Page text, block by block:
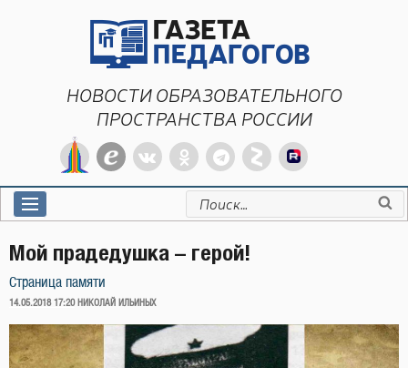
НОВОСТИ ОБРАЗОВАТЕЛЬНОГО
ПРОСТРАНСТВА РОССИИ
Искать:
Мой прадедушка – герой!
Страница памяти
ОПУБЛИКОВАНО
14.05.2018 17:20 НИКОЛАЙ ИЛЬИНЫХ